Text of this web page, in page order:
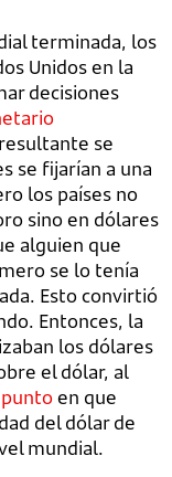
terminada, los
Unidos en la
decisiones
se
se fijarían a una
los países no
sino en dólares
alguien que
se lo tenía
Esto convirtió
Entonces, la
los dólares
el dólar, al
puntoen que
del dólar de
mundial.